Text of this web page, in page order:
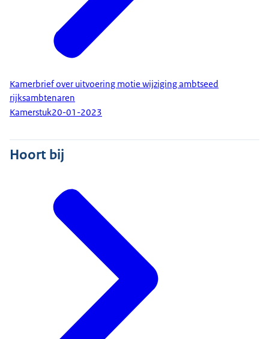
Kamerbrief over uitvoering motie wijziging ambtseed
rijksambtenaren
Kamerstuk20-01-2023
Hoort bij